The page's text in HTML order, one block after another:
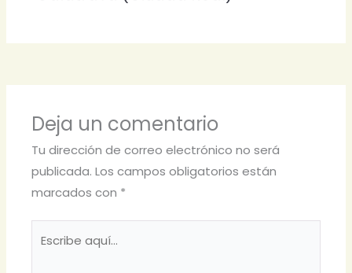
Deja un comentario
Tu dirección de correo electrónico no será
publicada. Los campos obligatorios están
marcados con *